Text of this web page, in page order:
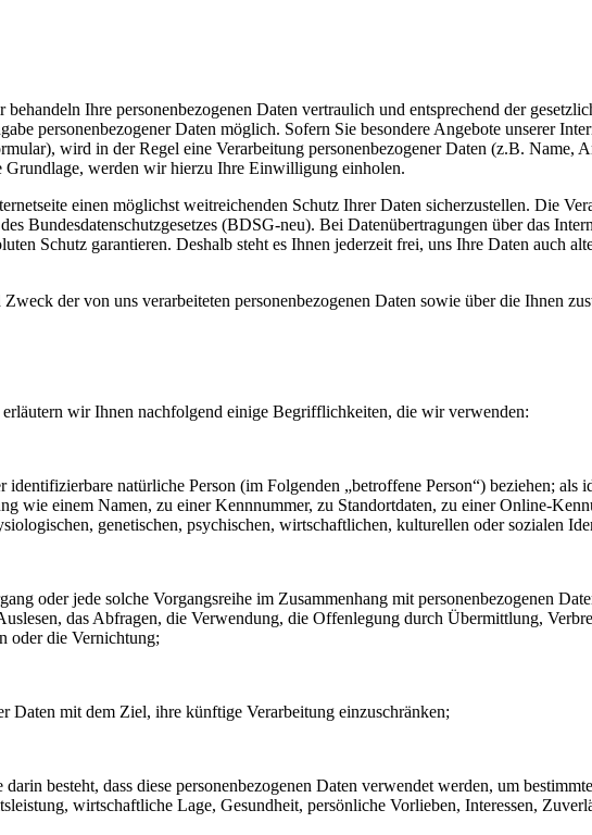
Ihre personenbezogenen Daten vertraulich und entsprechend der
personenbezogener Daten möglich. Sofern Sie besondere Angebote unserer
wird in der Regel eine Verarbeitung personenbezogener Daten (z.B. Name,
Grundlage, werden wir hierzu Ihre Einwilligung einholen.
einen möglichst weitreichenden Schutz Ihrer Daten sicherzustellen. Die
Bundesdatenschutzgesetzes (BDSG-neu). Bei Datenübertragungen über das
Schutz garantieren. Deshalb steht es Ihnen jederzeit frei, uns Ihre Daten auch
der von uns verarbeiteten personenbezogenen Daten sowie über die Ihnen
wir Ihnen nachfolgend einige Begrifflichkeiten, die wir verwenden:
natürliche Person (im Folgenden „betroffene Person“) beziehen; als
wie einem Namen, zu einer Kennnummer, zu Standortdaten, zu einer Online-
genetischen, psychischen, wirtschaftlichen, kulturellen oder sozialen
oder jede solche Vorgangsreihe im Zusammenhang mit personenbezogenen
das Abfragen, die Verwendung, die Offenlegung durch Übermittlung,
oder die Vernichtung;
Daten mit dem Ziel, ihre künftige Verarbeitung einzuschränken;
besteht, dass diese personenbezogenen Daten verwendet werden, um
wirtschaftliche Lage, Gesundheit, persönliche Vorlieben, Interessen,